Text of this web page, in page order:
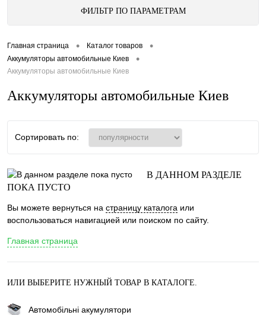
ФИЛЬТР ПО ПАРАМЕТРАМ
Главная страница • Каталог товаров •
Аккумуляторы автомобильные Киев •
Аккумуляторы автомобильные Киев
Аккумуляторы автомобильные Киев
Сортировать по:
В ДАННОМ РАЗДЕЛЕ
ПОКА ПУСТО
Вы можете вернуться на страницу каталога или
воспользоваться навигацией или поиском по сайту.
Главная страница
ИЛИ ВЫБЕРИТЕ НУЖНЫЙ ТОВАР В КАТАЛОГЕ.
Автомобільні акумулятори